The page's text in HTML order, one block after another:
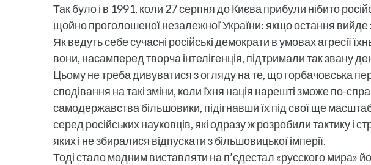
Так було і в 1991, коли 27 серпня до Києва прибули нібито
щойно проголошеної незалежної України: якщо остання вийде
Як ведуть себе сучасні російські демократи в умовах агресії
вони, насамперед творча інтелігенція, підтримали так звану
Цьому не треба дивуватися з огляду на те, що горбачовська
сподівання на такі зміни, коли їхня нація нарешті зможе по-
самодержавства більшовики, підігнавши їх під свої ще
серед російських науковців, які одразу ж розробили тактику і
яких і не збиралися відпускати з більшовицької імперії.
Тоді стало модним виставляти на п’єдестал «русского мира»